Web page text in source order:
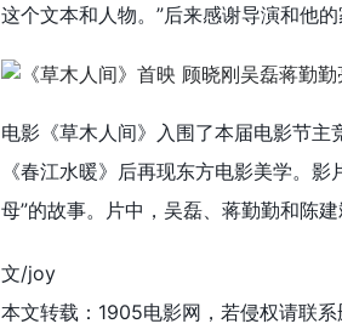
这个文本和人物。”后来感谢导演和他
电影《草木人间》入围了本届电影节主
《春江水暖》后再现东方电影美学。
母”的故事。片中，吴磊、蒋勤勤和陈建
文/joy
本文转载：1905电影网，若侵权请联系